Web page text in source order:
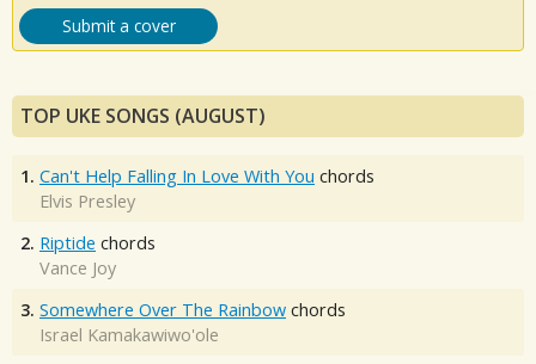
Submit a cover
TOP UKE SONGS (AUGUST)
1. Can't Help Falling In Love With You chords
Elvis Presley
2. Riptide chords
Vance Joy
3. Somewhere Over The Rainbow chords
Israel Kamakawiwo'ole